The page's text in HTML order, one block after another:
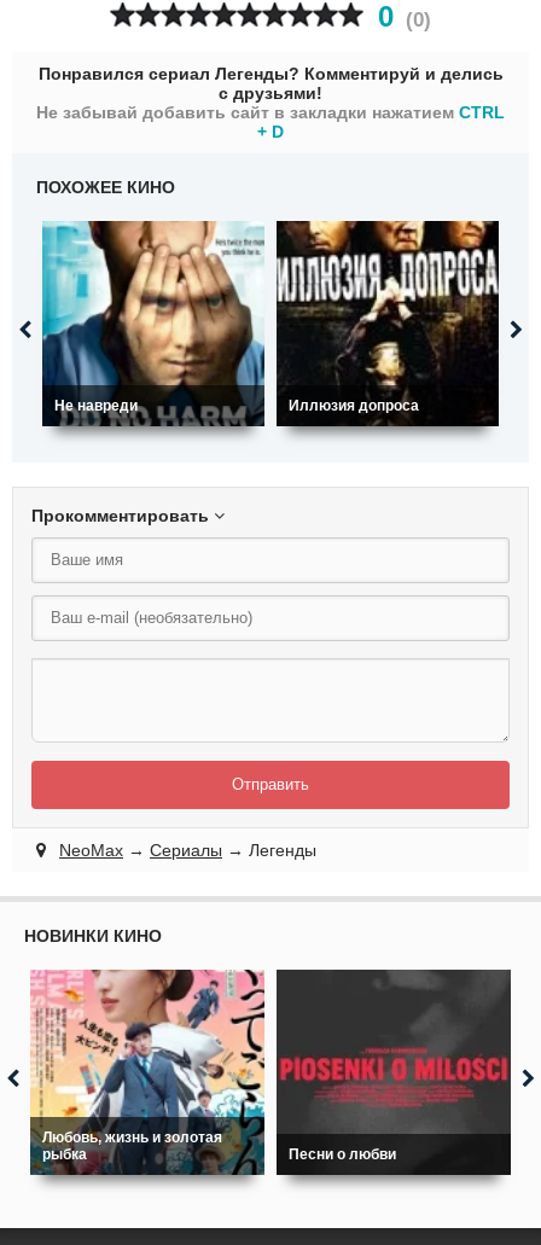
0 (0)
Понравился сериал Легенды? Комментируй и делись
с друзьями!
Не забывай добавить сайт в закладки нажатием CTRL
+ D
ПОХОЖЕЕ КИНО
Не навреди Иллюзия допроса
Прокомментировать
Отправить
NeoMax → Сериалы → Легенды
НОВИНКИ КИНО
Любовь, жизнь и золотая
рыбка
Песни о любви